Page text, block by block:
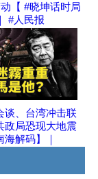
【 #晓坤话时局
#人民报
谈、台湾冲击联
政局恐现大地震
海解码】｜